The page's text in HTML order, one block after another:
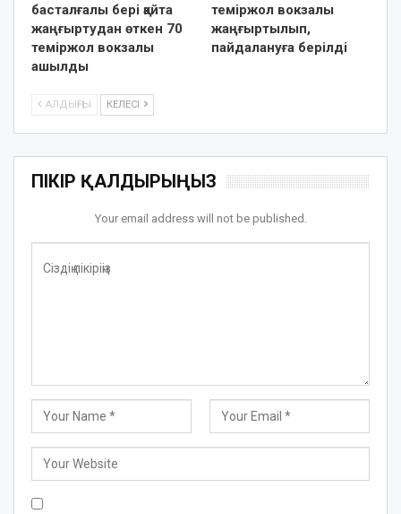
басталғалы бері қайта
жаңғыртудан өткен 70
теміржол вокзалы
ашылды
теміржол вокзалы
жаңғыртылып,
пайдалануға берілді
АЛДЫҢҒЫ КЕЛЕСІ
ПІКІР ҚАЛДЫРЫҢЫЗ
Your email address will not be published.